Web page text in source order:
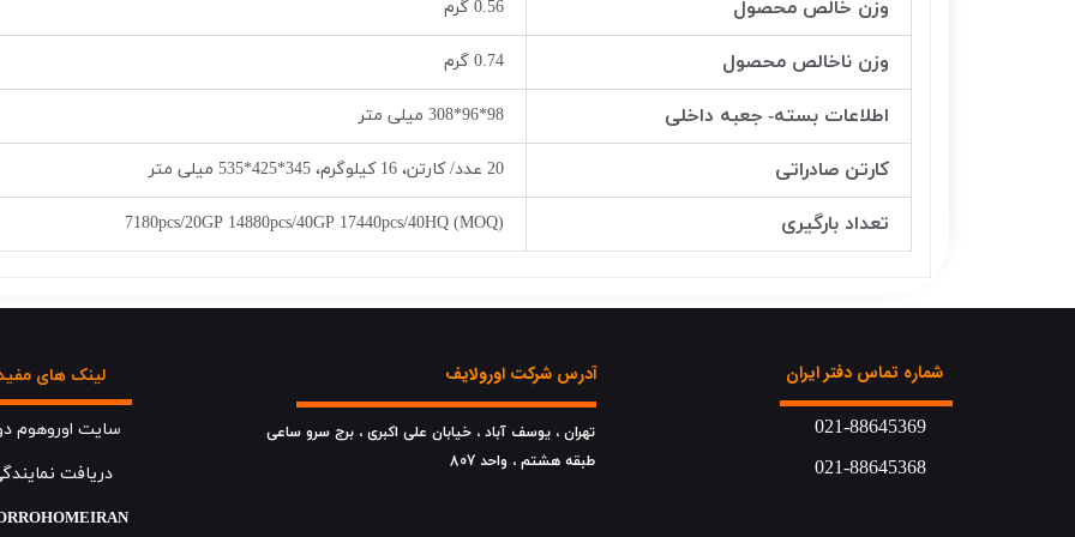
وزن خالص محصول 0.56 گرم
وزن ناخالص محصول 0.74 گرم
اطلاعات بسته- جعبه داخلی 98*96*308 میلی متر
کارتن صادراتی 20 عدد/ کارتن، 16 کیلوگرم، 345*425*535 میلی متر
تعداد بارگیری 7180pcs/20GP 14880pcs/40GP 17440pcs/40HQ (MOQ)
آدرس شرکت اورولایف
تهران ، یوسف آباد ، خیابان علی اکبری ، برج سرو ساعی
​​​​​​​طبقه هشتم ، واحد 807
شماره تماس دفتر ایران
سایت اوروهوم
021-88645369
021-88645368
دریافت
لینک های